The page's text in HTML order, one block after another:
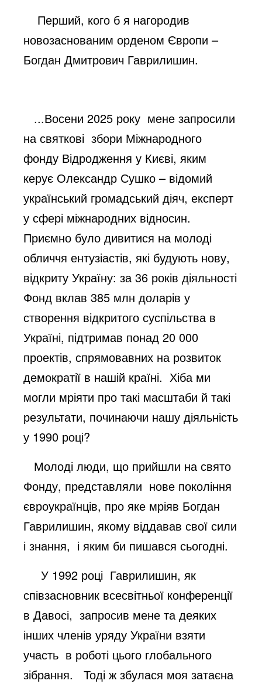
Перший, кого б я нагородив
новозаснованим орденом Європи –
Богдан Дмитрович Гаврилишин.
...Восени 2025 року мене запросили
на святкові збори Міжнародного
фонду Відродження у Києві, яким
керує Олександр Сушко – відомий
український громадський діяч, експерт
у сфері міжнародних відносин.
Приємно було дивитися на молоді
обличчя ентузіастів, які будують нову,
відкриту Україну: за 36 років діяльності
Фонд вклав 385 млн доларів у
створення відкритого суспільства в
Україні, підтримав понад 20 000
проектів, спрямовавних на розвиток
демократії в нашій країні. Хіба ми
могли мріяти про такі масштаби й такі
результати, починаючи нашу діяльність
у 1990 році?
Молоді люди, що прийшли на свято
Фонду, представляли нове покоління
євроукраїнців, про яке мріяв Богдан
Гаврилишин, якому віддавав свої сили
і знання, і яким би пишався сьогодні.
У 1992 році Гаврилишин, як
співзасновник всесвітньої конференції
в Давосі, запросив мене та деяких
інших членів уряду України взяти
участь в роботі цього глобального
зібрання. Тоді ж збулася моя затаєна